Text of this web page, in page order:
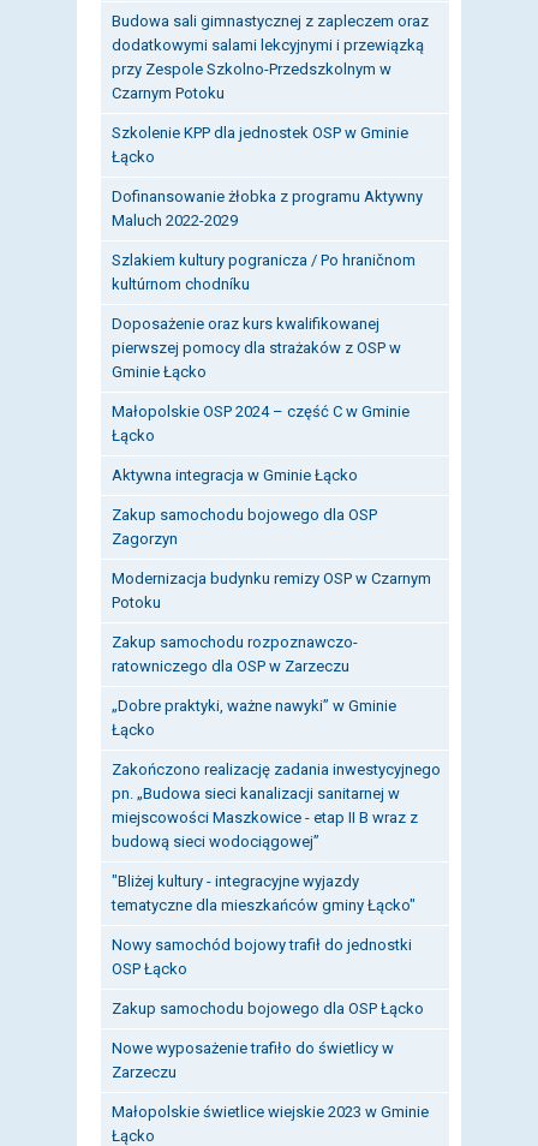
Budowa sali gimnastycznej z zapleczem oraz
dodatkowymi salami lekcyjnymi i przewiązką
przy Zespole Szkolno-Przedszkolnym w
Czarnym Potoku
Szkolenie KPP dla jednostek OSP w Gminie
Łącko
Dofinansowanie żłobka z programu Aktywny
Maluch 2022-2029
Szlakiem kultury pogranicza / Po hraničnom
kultúrnom chodníku
Doposażenie oraz kurs kwalifikowanej
pierwszej pomocy dla strażaków z OSP w
Gminie Łącko
Małopolskie OSP 2024 – część C w Gminie
Łącko
Aktywna integracja w Gminie Łącko
Zakup samochodu bojowego dla OSP
Zagorzyn
Modernizacja budynku remizy OSP w Czarnym
Potoku
Zakup samochodu rozpoznawczo-
ratowniczego dla OSP w Zarzeczu
„Dobre praktyki, ważne nawyki” w Gminie
Łącko
Zakończono realizację zadania inwestycyjnego
pn. „Budowa sieci kanalizacji sanitarnej w
miejscowości Maszkowice - etap II B wraz z
budową sieci wodociągowej”
"Bliżej kultury - integracyjne wyjazdy
tematyczne dla mieszkańców gminy Łącko"
Nowy samochód bojowy trafił do jednostki
OSP Łącko
Zakup samochodu bojowego dla OSP Łącko
Nowe wyposażenie trafiło do świetlicy w
Zarzeczu
Małopolskie świetlice wiejskie 2023 w Gminie
Łącko